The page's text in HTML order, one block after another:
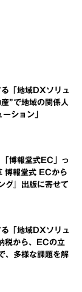
「地域DXソリュ
”で地域の関係人
ション」
博報堂式EC」っ
博報堂式 ECから
グ』出版に寄せて
「地域DXソリュ
から、ECの立
、多様な課題を解